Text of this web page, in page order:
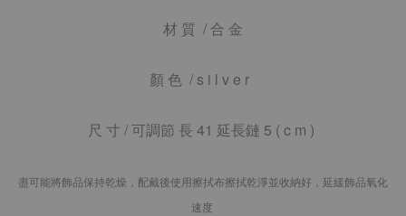
材 質 / 合 金
顏 色 / s i l v e r
尺 寸 /可調節 長 41 延長鏈 5 ( c m )
盡可能將飾品保持乾燥，配戴後使用擦拭布擦拭乾淨並收納好，延緩飾品氧化
速度